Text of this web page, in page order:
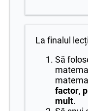
La finalul
Să
factor,
mult.